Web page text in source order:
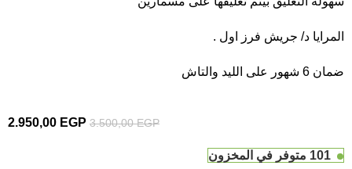
المرايا د/ جريش فرز اول .
ضمان 6 شهور على الليد والتاش
3.500,00EGP
2.950,00 EGP
101 متوفر في المخزون